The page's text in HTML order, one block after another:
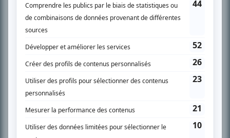
Accueil
Liste des oeuvres
Liste des comédiens
Recherche avancée
À propos
Nous contacter
Termes et conditions
Politique de confidentialité